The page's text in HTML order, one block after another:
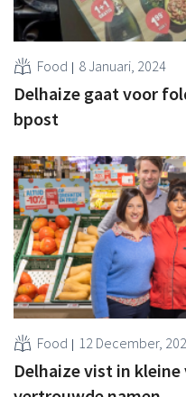
Food 8 Januari, 2024
Delhaize gaat voor
bpost
Food 12 December,
Delhaize vist in